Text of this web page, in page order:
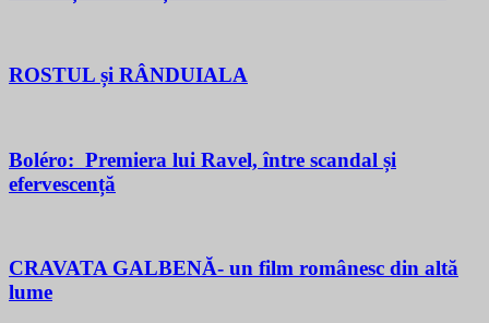
ROSTUL și RÂNDUIALA
Boléro: Premiera lui Ravel, între scandal și
efervescență
CRAVATA GALBENĂ- un film românesc din altă
lume